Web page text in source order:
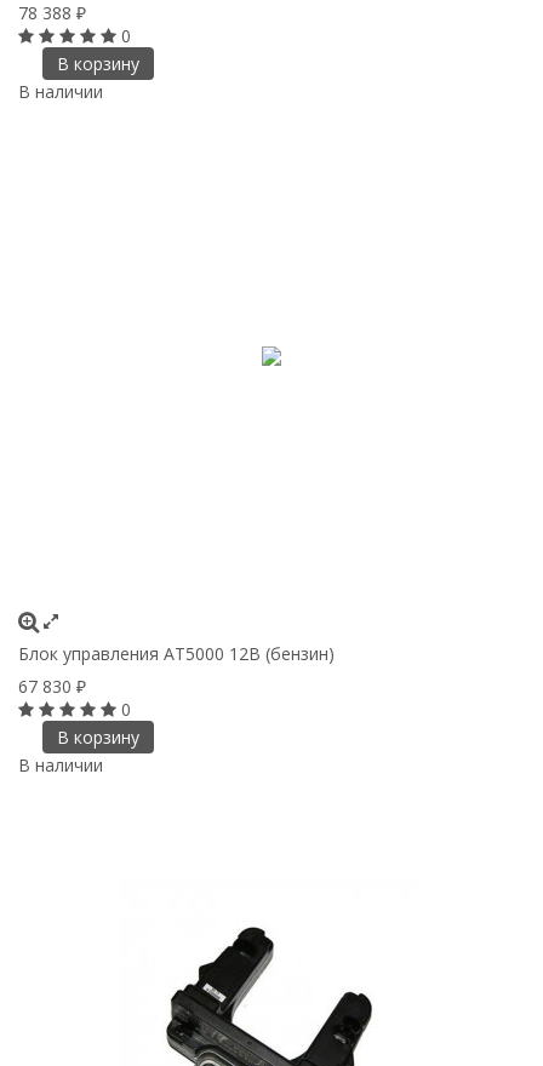
78 388 ₽
0
В корзину
В наличии
Блок управления АТ5000 12В (бензин)
67 830 ₽
0
В корзину
В наличии